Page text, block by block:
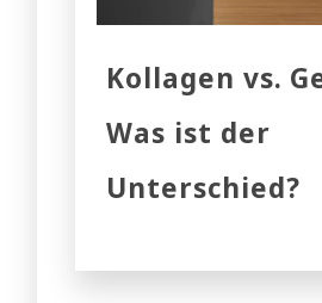
Kollagen vs.
Was ist der
Unterschied?